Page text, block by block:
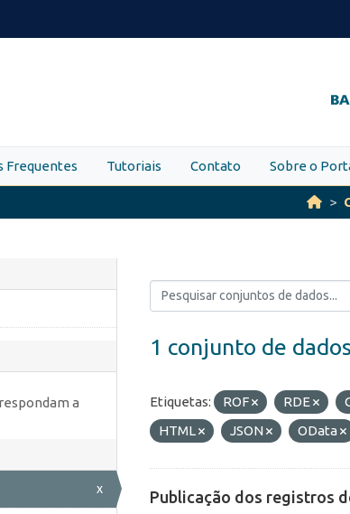
Frequentes Tutoriais Contato Sobre o
a
x
1 conjunto de
Etiquetas: ROF RDE
HTML
JSON OData
Publicação dos registros